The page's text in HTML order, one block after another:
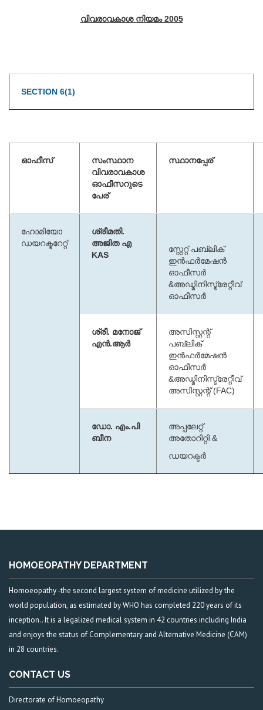
വിവരാവകാശ നിയമം 2005
SECTION 6(1)
ഓഫീസ്
സംസ്ഥാന
വിവരാവകാശ
ഓഫീസറുടെ
പേര്
സ്ഥാനപ്പേര്
ഹോമിയോ
ഡയറക്ടറേറ്റ്
ശ്രീമതി.
അജിത എ
KAS
സ്റ്റേറ്റ് പബ്ലിക്
ഇൻഫർമേഷൻ
ഓഫീസർ
&അഡ്മിനിസ്ട്രേറ്റീവ്
ഓഫീസർ
ശ്രീ. മനോജ്
എൻ.ആർ
അസിസ്റ്റന്റ്
പബ്ലിക്
ഇൻഫർമേഷൻ
ഓഫീസർ
&അഡ്മിനിസ്ട്രേറ്റീവ്
അസിസ്റ്റന്റ് (FAC)
ഡോ. എം.പി
ബീന
അപ്പലേറ്റ്
അതോറിറ്റി &
ഡയറക്ടർ
HOMOEOPATHY DEPARTMENT
Homoeopathy -the second largest system of medicine utilized by the
world population, as estimated by WHO has completed 220 years of its
inception.. It is a legalized medical system in 42 countries including India
and enjoys the status of Complementary and Alternative Medicine (CAM)
in 28 countries.
CONTACT US
Directorate of Homoeopathy